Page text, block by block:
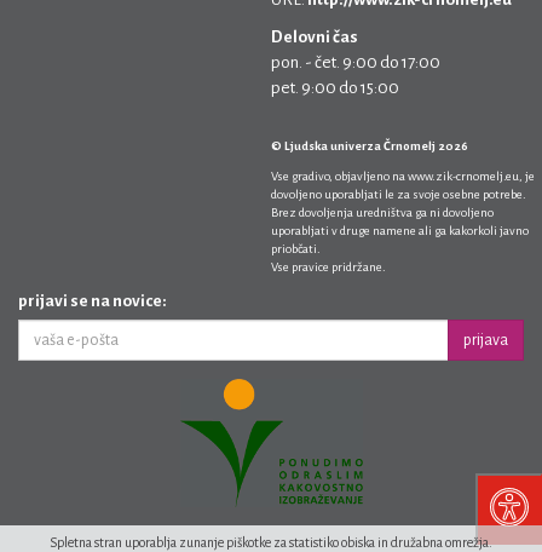
Delovni čas
pon. - čet. 9:00 do 17:00
pet. 9:00 do 15:00
© Ljudska univerza Črnomelj 2026
Vse gradivo, objavljeno na www.zik-crnomelj.eu , je
dovoljeno uporabljati le za svoje osebne potrebe.
Brez dovoljenja uredništva ga ni dovoljeno
uporabljati v druge namene ali ga kakorkoli javno
priobčati.
Vse pravice pridržane.
prijavi se na novice:
prijava
Spletna stran uporablja zunanje piškotke za statistiko obiska in družabna omrežja.